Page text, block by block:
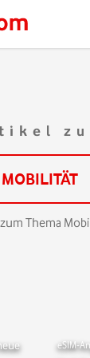
MOBILITÄT
Thema
eSIM-